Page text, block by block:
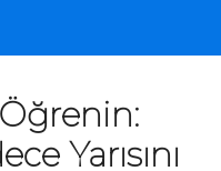
Yarısını